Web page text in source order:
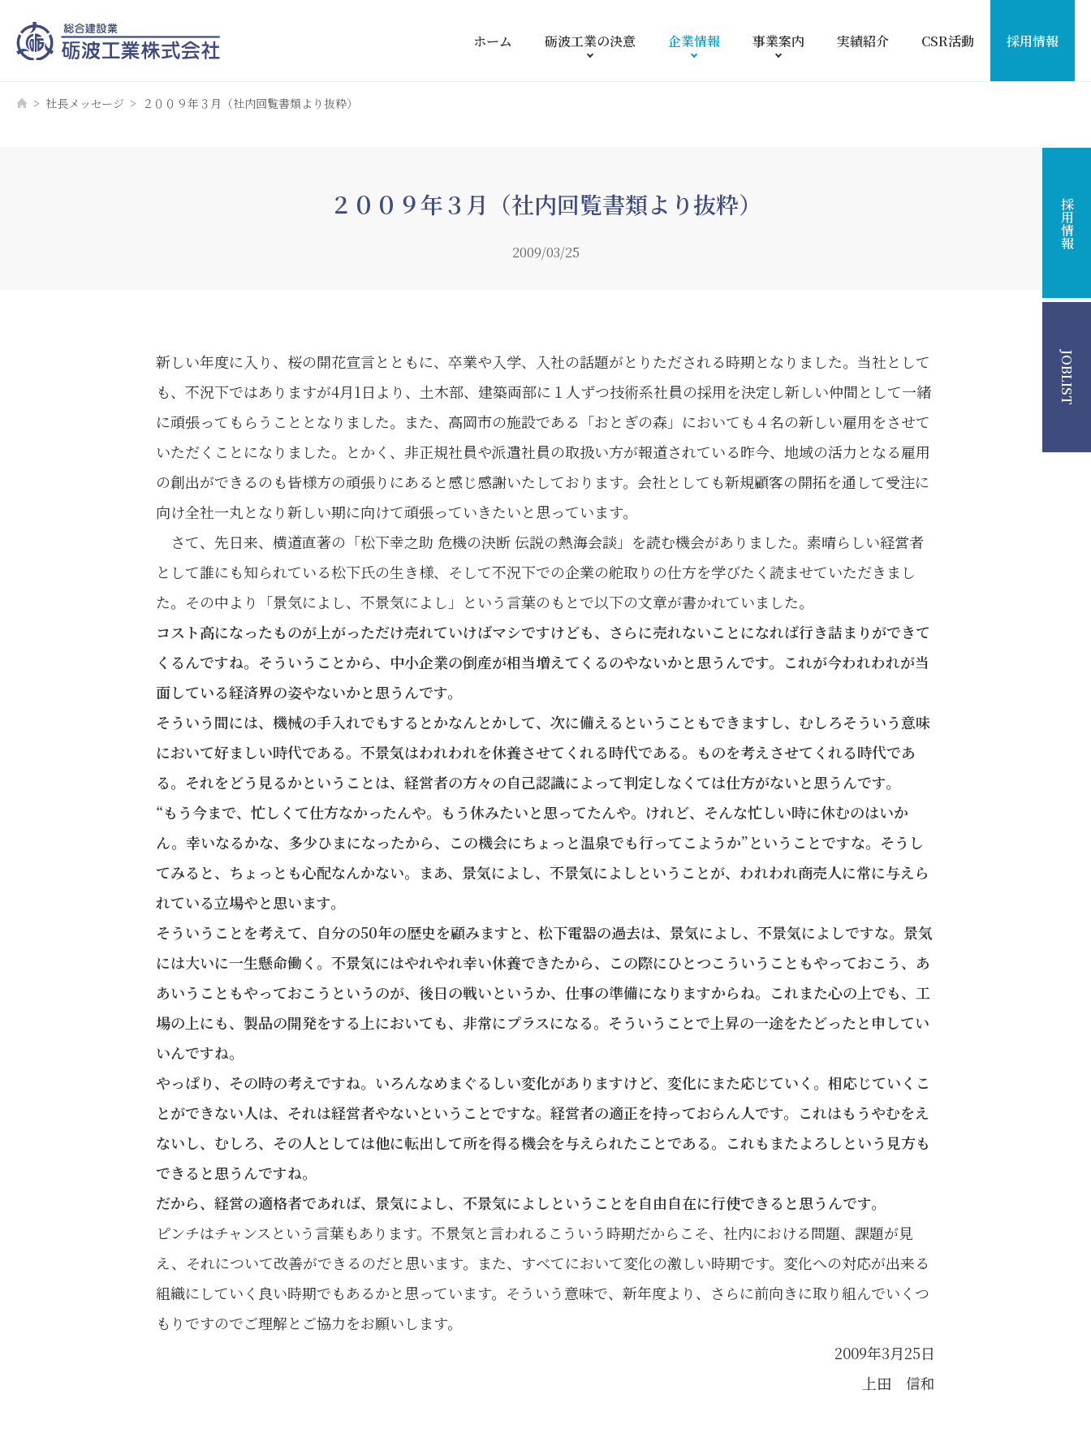
ホーム 砺波工業の決意 企業情報 事業案内 実績紹介 CSR活動 採用情報
採用情報
JOBLIST
社長メッセージ ２００９年３月（社内回覧書類より抜粋）
２００９年３月（社内回覧書類より抜粋）
2009/03/25
新しい年度に入り、桜の開花宣言とともに、卒業や入学、入社の話題がとりただされる時期となりました。当社として
も、不況下ではありますが4月1日より、土木部、建築両部に１人ずつ技術系社員の採用を決定し新しい仲間として一緒
に頑張ってもらうこととなりました。また、高岡市の施設である「おとぎの森」においても４名の新しい雇用をさせて
いただくことになりました。とかく、非正規社員や派遣社員の取扱い方が報道されている昨今、地域の活力となる雇用
の創出ができるのも皆様方の頑張りにあると感じ感謝いたしております。会社としても新規顧客の開拓を通して受注に
向け全社一丸となり新しい期に向けて頑張っていきたいと思っています。
さて、先日来、横道直著の「松下幸之助 危機の決断 伝説の熱海会談」を読む機会がありました。素晴らしい経営者
として誰にも知られている松下氏の生き様、そして不況下での企業の舵取りの仕方を学びたく読ませていただきまし
た。その中より「景気によし、不景気によし」という言葉のもとで以下の文章が書かれていました。
コスト高になったものが上がっただけ売れていけばマシですけども、さらに売れないことになれば行き詰まりができて
くるんですね。そういうことから、中小企業の倒産が相当増えてくるのやないかと思うんです。これが今われわれが当
面している経済界の姿やないかと思うんです。
そういう間には、機械の手入れでもするとかなんとかして、次に備えるということもできますし、むしろそういう意味
において好ましい時代である。不景気はわれわれを休養させてくれる時代である。ものを考えさせてくれる時代であ
る。それをどう見るかということは、経営者の方々の自己認識によって判定しなくては仕方がないと思うんです。
“もう今まで、忙しくて仕方なかったんや。もう休みたいと思ってたんや。けれど、そんな忙しい時に休むのはいか
ん。幸いなるかな、多少ひまになったから、この機会にちょっと温泉でも行ってこようか”ということですな。そうし
てみると、ちょっとも心配なんかない。まあ、景気によし、不景気によしということが、われわれ商売人に常に与えら
れている立場やと思います。
そういうことを考えて、自分の50年の歴史を顧みますと、松下電器の過去は、景気によし、不景気によしですな。景気
には大いに一生懸命働く。不景気にはやれやれ幸い休養できたから、この際にひとつこういうこともやっておこう、あ
あいうこともやっておこうというのが、後日の戦いというか、仕事の準備になりますからね。これまた心の上でも、工
場の上にも、製品の開発をする上においても、非常にプラスになる。そういうことで上昇の一途をたどったと申してい
いんですね。
やっぱり、その時の考えですね。いろんなめまぐるしい変化がありますけど、変化にまた応じていく。相応じていくこ
とができない人は、それは経営者やないということですな。経営者の適正を持っておらん人です。これはもうやむをえ
ないし、むしろ、その人としては他に転出して所を得る機会を与えられたことである。これもまたよろしという見方も
できると思うんですね。
だから、経営の適格者であれば、景気によし、不景気によしということを自由自在に行使できると思うんです。
ピンチはチャンスという言葉もあります。不景気と言われるこういう時期だからこそ、社内における問題、課題が見
え、それについて改善ができるのだと思います。また、すべてにおいて変化の激しい時期です。変化への対応が出来る
組織にしていく良い時期でもあるかと思っています。そういう意味で、新年度より、さらに前向きに取り組んでいくつ
もりですのでご理解とご協力をお願いします。
2009年3月25日
上田 信和